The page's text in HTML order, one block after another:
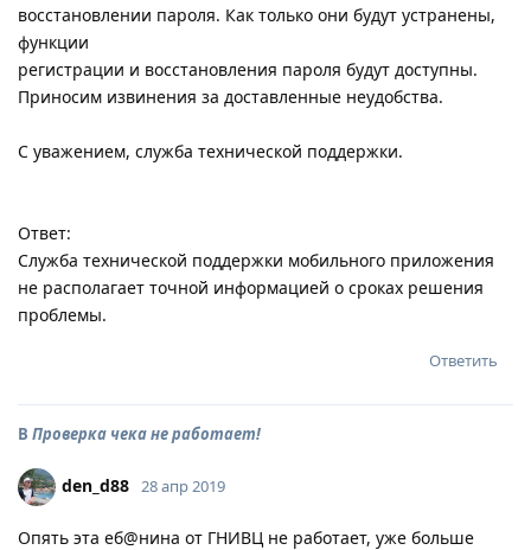
восстановлении пароля. Как только они будут устранены,
функции
регистрации и восстановления пароля будут доступны.
Приносим извинения за доставленные неудобства.
С уважением, служба технической поддержки.
Ответ:
Служба технической поддержки мобильного приложения
не располагает точной информацией о сроках решения
проблемы.
Ответить
В Проверка чека не работает!
den_d88 28 апр 2019
Опять эта еб@нина от ГНИВЦ не работает, уже больше